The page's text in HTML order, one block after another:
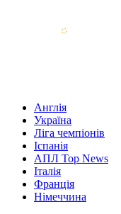
Англія
Україна
Ліга чемпіонів
Іспанія
АПЛ Top News
Італія
Франція
Німеччина